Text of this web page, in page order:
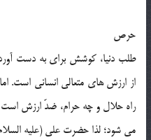
حرص
طلب دنیا، کوشش برای به دست
از ارزش های متعالی انسانی
راه حلال و چه حرام، ضدّ ارزش است
می شود؛ لذا حضرت علی (علیه